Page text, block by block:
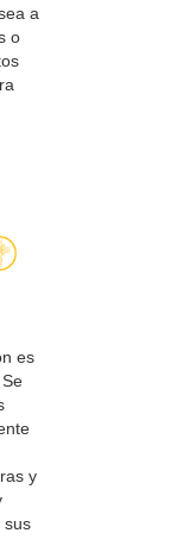
a
o
es
y
sus